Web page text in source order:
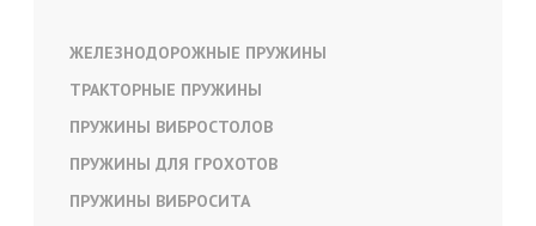
ЖЕЛЕЗНОДОРОЖНЫЕ ПРУЖИНЫ
ТРАКТОРНЫЕ ПРУЖИНЫ
ПРУЖИНЫ ВИБРОСТОЛОВ
ПРУЖИНЫ ДЛЯ ГРОХОТОВ
ПРУЖИНЫ ВИБРОСИТА